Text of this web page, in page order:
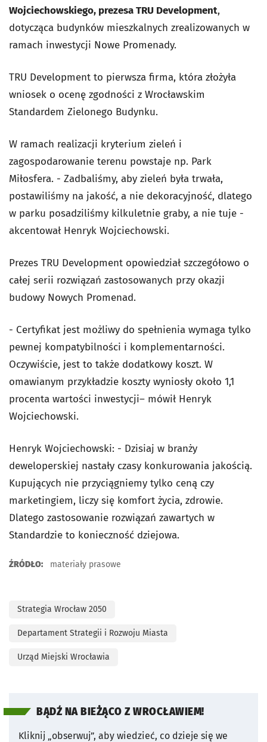
Wojciechowskiego, prezesa TRU Development,
dotycząca budynków mieszkalnych zrealizowanych w
ramach inwestycji Nowe Promenady.
TRU Development to pierwsza firma, która złożyła
wniosek o ocenę zgodności z Wrocławskim
Standardem Zielonego Budynku.
W ramach realizacji kryterium zieleń i
zagospodarowanie terenu powstaje np. Park
Miłosfera. - Zadbaliśmy, aby zieleń była trwała,
postawiliśmy na jakość, a nie dekoracyjność, dlatego
w parku posadziliśmy kilkuletnie graby, a nie tuje -
akcentował Henryk Wojciechowski.
Prezes TRU Development opowiedział szczegółowo o
całej serii rozwiązań zastosowanych przy okazji
budowy Nowych Promenad.
- Certyfikat jest możliwy do spełnienia wymaga tylko
pewnej kompatybilności i komplementarności.
Oczywiście, jest to także dodatkowy koszt. W
omawianym przykładzie koszty wyniosły około 1,1
procenta wartości inwestycji– mówił Henryk
Wojciechowski.
Henryk Wojciechowski: - Dzisiaj w branży
deweloperskiej nastały czasy konkurowania jakością.
Kupujących nie przyciągniemy tylko ceną czy
marketingiem, liczy się komfort życia, zdrowie.
Dlatego zastosowanie rozwiązań zawartych w
Standardzie to konieczność dziejowa.
ŹRÓDŁO: materiały prasowe
Strategia Wrocław 2050
Departament Strategii i Rozwoju Miasta
Urząd Miejski Wrocławia
BĄDŹ NA BIEŻĄCO Z WROCŁAWIEM!
Kliknij „obserwuj”, aby wiedzieć, co dzieje się we